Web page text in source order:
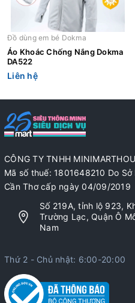
Đồ dùng em bé Dokma
Áo Khoác Chống Nắng Dokma
DA522
Liên hệ
CÔNG TY TNHH
Mã số thuế: 1801648210 Do
Cần Thơ cấp ngày 04/09/2019
Số 219A, tỉnh lộ 923,
Trường Lạc, Quận Ô
Nam
Thứ 2 - Chủ nhật: 6:00-20:00